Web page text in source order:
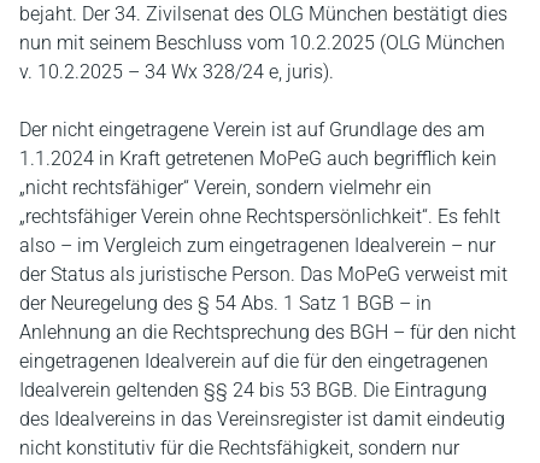
bejaht. Der 34. Zivilsenat des OLG München bestätigt dies
nun mit seinem Beschluss vom 10.2.2025 (OLG München
v. 10.2.2025 – 34 Wx 328/24 e, juris).
Der nicht eingetragene Verein ist auf Grundlage des am
1.1.2024 in Kraft getretenen MoPeG auch begrifflich kein
„nicht rechtsfähiger“ Verein, sondern vielmehr ein
„rechtsfähiger Verein ohne Rechtspersönlichkeit“. Es fehlt
also – im Vergleich zum eingetragenen Idealverein – nur
der Status als juristische Person. Das MoPeG verweist mit
der Neuregelung des § 54 Abs. 1 Satz 1 BGB – in
Anlehnung an die Rechtsprechung des BGH – für den nicht
eingetragenen Idealverein auf die für den eingetragenen
Idealverein geltenden §§ 24 bis 53 BGB. Die Eintragung
des Idealvereins in das Vereinsregister ist damit eindeutig
nicht konstitutiv für die Rechtsfähigkeit, sondern nur